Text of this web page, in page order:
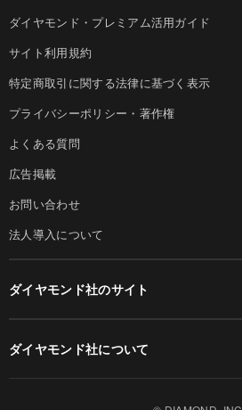
ダイヤモンド・プレミアム活用ガイド
サイト利用規約
特定商取引に関する法律に基づく表示
プライバシーポリシー・著作権
よくある質問
広告掲載
お問い合わせ
法人導入について
ダイヤモンド社のサイト
ダイヤモンド社について